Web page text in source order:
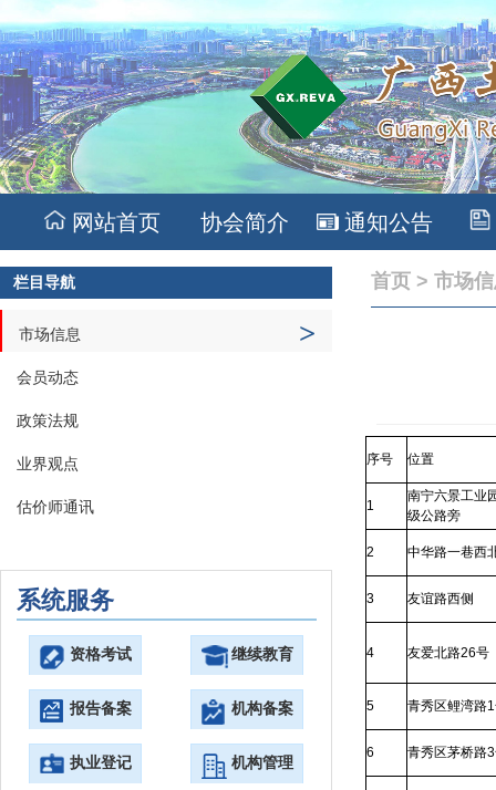
网站首页 协会简介 通知公告
栏目导航
市场信息 >
会员动态
政策法规
业界观点
估价师通讯
系统服务
资格考试 继续教育
报告备案 机构备案
执业登记 机构管理
首页 > 市场
序号 位置
1
南宁六景工业
级公路旁
2 中华路一巷西
3 友谊路西侧
4 友爱北路26号
5 青秀区鲤湾路
6 青秀区茅桥路